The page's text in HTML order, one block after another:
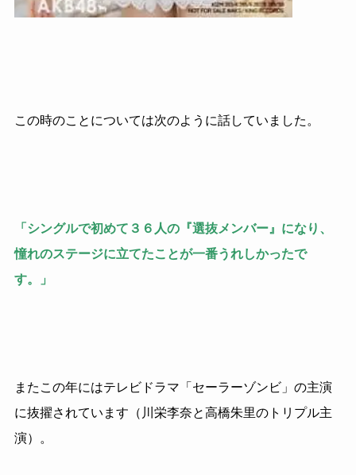
この時のことについては次のように話していました。
「シングルで初めて３６人の『選抜メンバー』になり、
憧れのステージに立てたことが一番うれしかったで
す。」
またこの年にはテレビドラマ「セーラーゾンビ」の主演
に抜擢されています（川栄李奈と高橋朱里のトリプル主
演）。